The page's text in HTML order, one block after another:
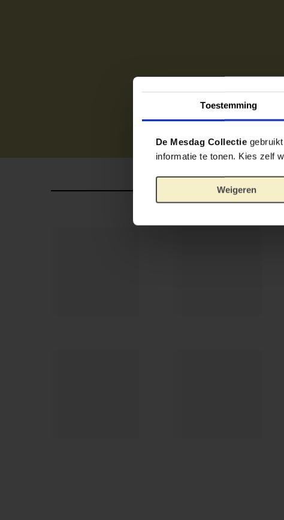
Toestemming
De Mesdag Collectie
informatie te tonen. Kies zelf
Weigeren